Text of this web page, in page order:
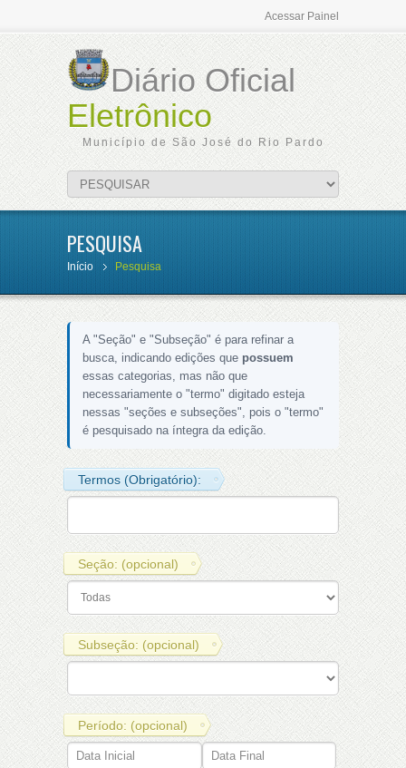
Acessar Painel
Diário Oficial
Eletrônico
Município de São José do Rio Pardo
PESQUISA
Início Pesquisa
A "Seção" e "Subseção" é para refinar a
busca, indicando edições que possuem
essas categorias, mas não que
necessariamente o "termo" digitado esteja
nessas "seções e subseções", pois o "termo"
é pesquisado na íntegra da edição.
Termos (Obrigatório):
Seção: (opcional)
Subseção: (opcional)
Período: (opcional)